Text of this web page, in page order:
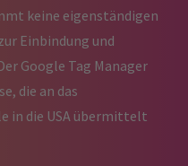
keine eigenständigen
Einbindung und
Google Tag Manager
die an das
in die USA übermittelt